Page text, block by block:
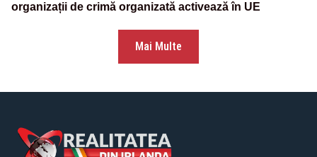
organizații de crimă organizată activează în UE
Mai Multe